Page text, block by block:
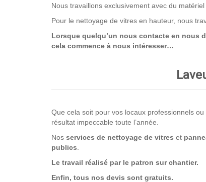
Nous travaillons exclusivement avec du
Pour le nettoyage de vitres en hauteur, nous
Lorsque quelqu’un nous contacte en nous
cela commence à nous intéresser…
Que cela soit pour vos locaux professionnels
résultat impeccable toute l’année.
Nos services de nettoyage de vitres et
publics
Le travail réalisé par le patron sur chantier.
Enfin, tous nos devis sont gratuits.